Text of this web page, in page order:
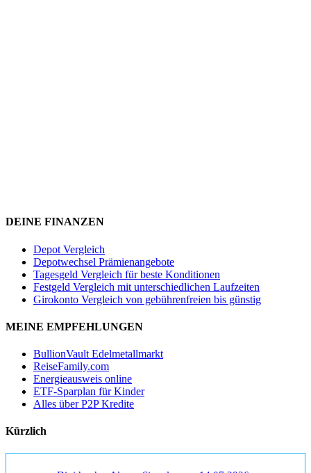
DEINE FINANZEN
Depot Vergleich
Depotwechsel Prämienangebote
Tagesgeld Vergleich für beste Konditionen
Festgeld Vergleich mit unterschiedlichen Laufzeiten
Girokonto Vergleich von gebührenfreien bis günstig
MEINE EMPFEHLUNGEN
BullionVault Edelmetallmarkt
ReiseFamily.com
Energieausweis online
ETF-Sparplan für Kinder
Alles über P2P Kredite
Kürzlich